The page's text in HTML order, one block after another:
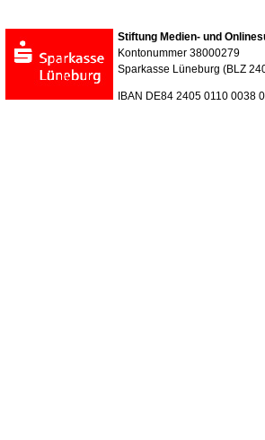
Stiftung Medien- und
Kontonummer 38000279
Sparkasse Lüneburg (BLZ
IBAN DE84 2405 0110 0038